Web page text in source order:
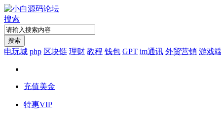
搜索
搜索
电玩城 php 区块链 理财 教程 钱包 GPT im通讯 外贸营销 游戏
充值美金
特惠VIP